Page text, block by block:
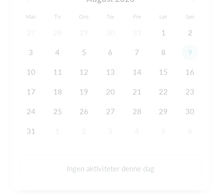
Man Tir Ons Tor Fre Lør Søn
1 2
3 4 5 6 7 8 9
10 11 12 13 14 15 16
17 18 19 20 21 22 23
24 25 26 27 28 29 30
31
Ingen aktiviteter denne dag